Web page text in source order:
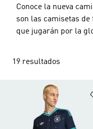
Conoce la nueva
son las camisetas
que jugarán por la
19 resultados